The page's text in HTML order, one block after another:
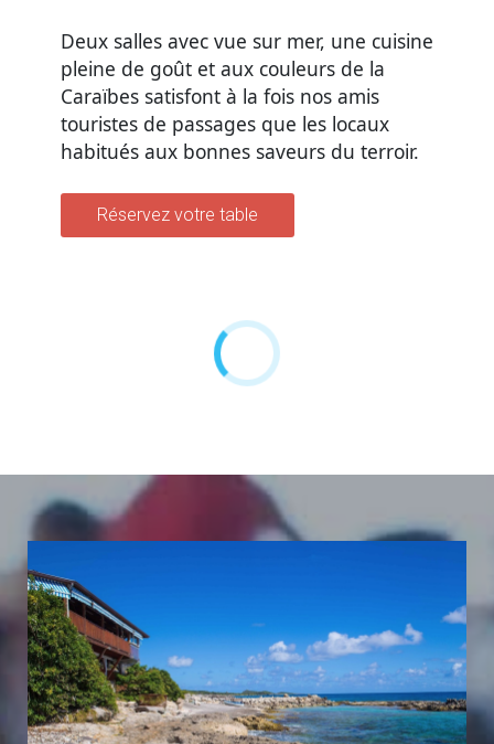
Deux salles avec vue sur mer, une cuisine
pleine de goût et aux couleurs de la
Caraïbes satisfont à la fois nos amis
touristes de passages que les locaux
habitués aux bonnes saveurs du terroir.
Réservez votre table
Le cadre